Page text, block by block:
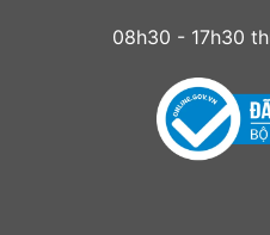
08h30 - 17h30